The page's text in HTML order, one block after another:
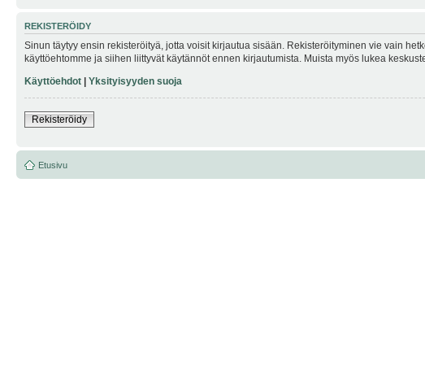
REKISTERÖIDY
Sinun täytyy ensin rekisteröityä, jotta voisit kirjautua sisään. Rekisteröityminen vie vain
käyttöehtomme ja siihen liittyvät käytännöt ennen kirjautumista. Muista myös lukea
Käyttöehdot | Yksityisyyden suoja
Rekisteröidy
Etusivu